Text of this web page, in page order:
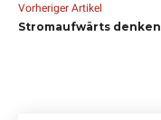
Vorheriger Artikel
Stromaufwärts denken